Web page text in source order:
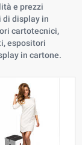
e prezzi
di display in
cartotecnici,
espositori
in cartone.